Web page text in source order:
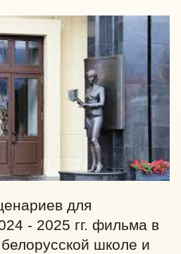
для
- 2025 гг. фильма в
школе и